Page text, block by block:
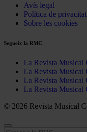
Avís legal
Política de privacitat
Sobre les cookies
Segueix la RMC
La Revista Musical
La Revista Musical
La Revista Musical
La Revista Musical
© 2026 Revista Musical